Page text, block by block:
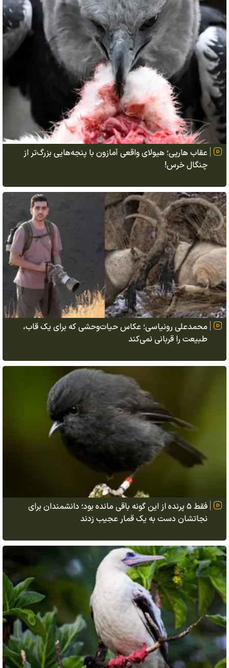
عقاب هارپی؛ هیولای واقعی آمازون با پنجه‌هایی بزرگ‌تر از
چنگال خرس!
محمدعلی رونیاسی؛ عکاس حیات‌وحشی که برای یک قاب،
طبیعت را قربانی نمی‌کند
فقط ۵ پرنده از این گونه باقی مانده بود؛ دانشمندان برای
نجاتشان دست به یک قمار عجیب زدند